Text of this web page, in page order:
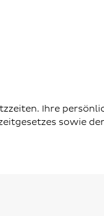
Ihre
sowie